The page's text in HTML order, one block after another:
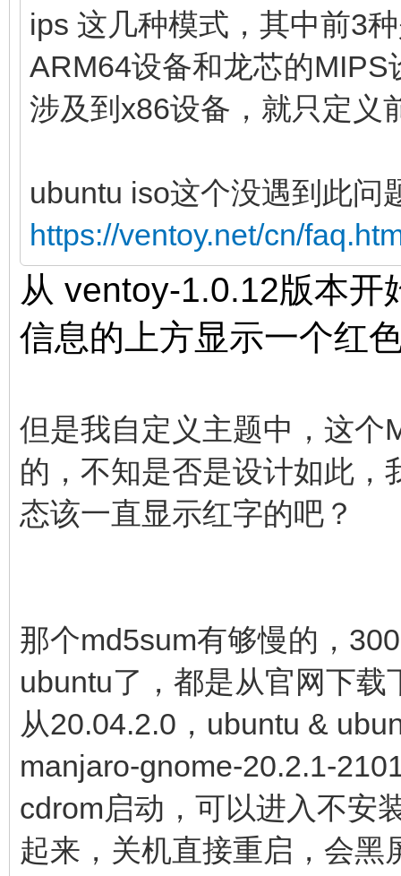
ips 这几种模式，其中前3
ARM64设备和龙芯的
涉及到x86设备，就只定义
ubuntu iso这个没遇到此问
https://ventoy.net/cn/
从 ventoy-1.0.12版本开
信息的上方显示一个红
但是我自定义主题中，这个
的，不知是否是设计如此，
态该一直显示红字的吧？
那个md5sum有够慢的，
ubuntu了，都是从官网下
从20.04.2.0，ubuntu &
manjaro-gnome-20.2.1-
cdrom启动，可以进入不安
起来，关机直接重启，会黑